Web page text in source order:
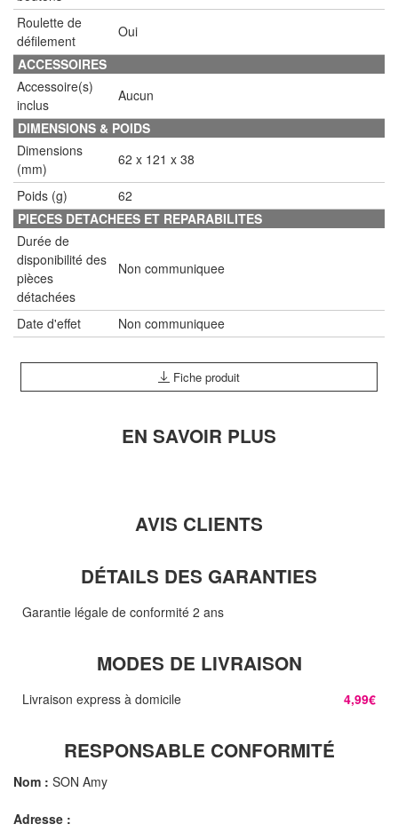
Roulette de
défilement
Oui
ACCESSOIRES
Accessoire(s)
inclus
Aucun
DIMENSIONS & POIDS
Dimensions
(mm)
62 x 121 x 38
Poids (g)
62
PIECES DETACHEES ET REPARABILITES
Durée de
disponibilité des
pièces
détachées
Non communiquee
Date d'effet Non communiquee
Fiche produit
EN SAVOIR PLUS
AVIS CLIENTS
DÉTAILS DES GARANTIES
Garantie légale de conformité 2 ans
MODES DE LIVRAISON
Livraison express à domicile 4,99€
RESPONSABLE CONFORMITÉ
Nom : SON Amy
Adresse :